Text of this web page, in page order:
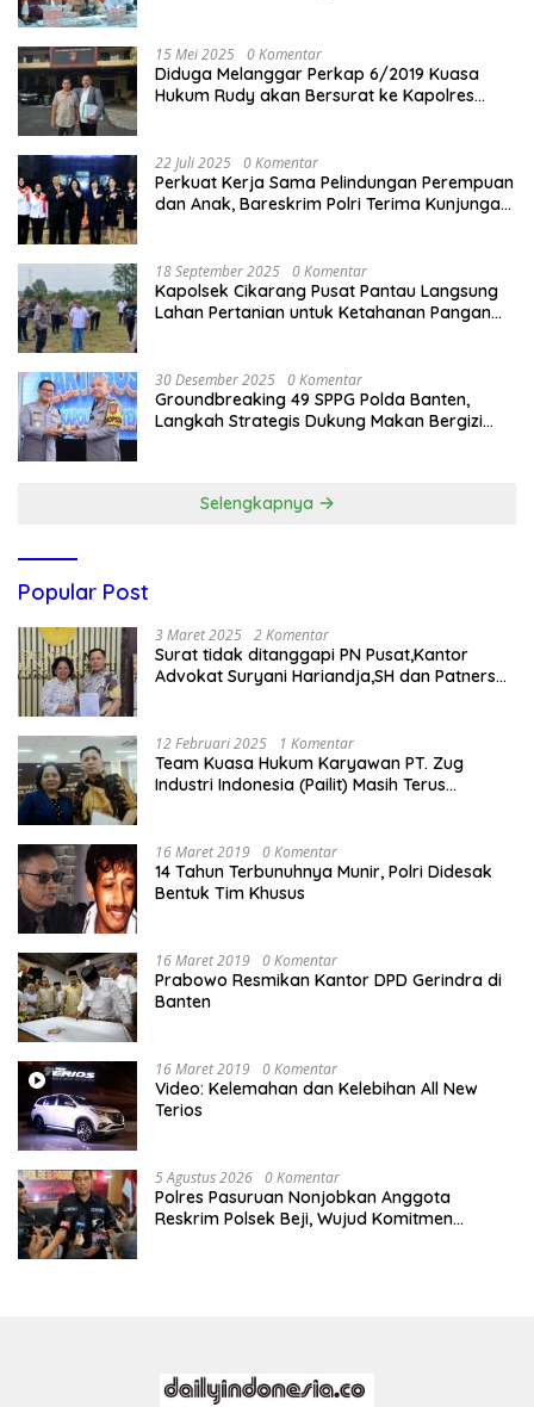
15 Mei 2025 0 Komentar
Diduga Melanggar Perkap 6/2019 Kuasa
Hukum Rudy akan Bersurat ke Kapolres
22 Juli 2025 0 Komentar
Perkuat Kerja Sama Pelindungan Perempuan
dan Anak, Bareskrim Polri Terima Kunjungan
18 September 2025 0 Komentar
Kapolsek Cikarang Pusat Pantau Langsung
Lahan Pertanian untuk Ketahanan Pangan
30 Desember 2025 0 Komentar
Groundbreaking 49 SPPG Polda Banten,
Langkah Strategis Dukung Makan Bergizi
Selengkapnya
Popular Post
3 Maret 2025 2 Komentar
Surat tidak ditanggapi PN Pusat,Kantor
Advokat Suryani Hariandja,SH dan Patners
12 Februari 2025 1 Komentar
Team Kuasa Hukum Karyawan PT. Zug
Industri Indonesia (Pailit) Masih Terus
16 Maret 2019 0 Komentar
14 Tahun Terbunuhnya Munir, Polri Didesak
Bentuk Tim Khusus
16 Maret 2019 0 Komentar
Prabowo Resmikan Kantor DPD Gerindra di
Banten
16 Maret 2019 0 Komentar
Video: Kelemahan dan Kelebihan All New
Terios
5 Agustus 2026 0 Komentar
Polres Pasuruan Nonjobkan Anggota
Reskrim Polsek Beji, Wujud Komitmen